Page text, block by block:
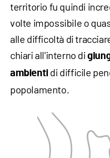
territorio fu quindi
volte impossibile o
alle difficoltà di
chiari all'interno di
ambienti di difficile
popolamento.